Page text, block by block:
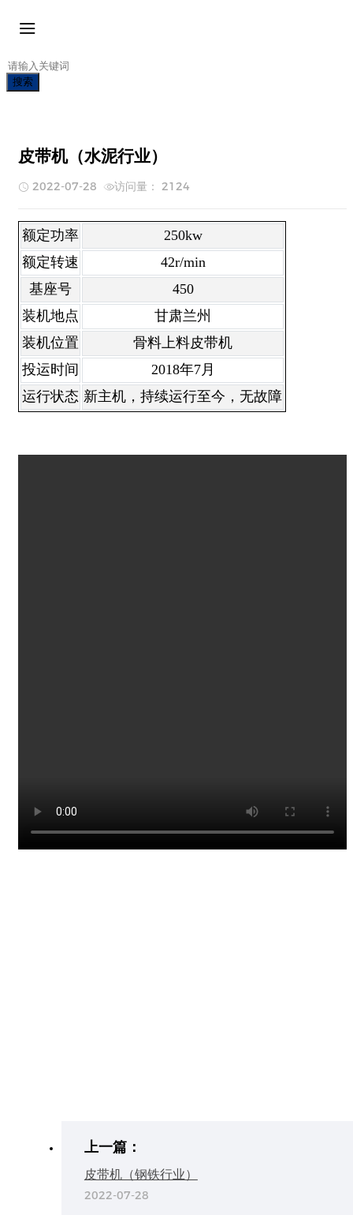
搜索
皮带机（水泥行业）
2022-07-28 访问量： 2124
额定功率
250kw
额定转速
42r/min
基座号
450
装机地点
甘肃兰州
装机位置
骨料上料皮带机
投运时间
2018年7月
运行状态 新主机，持续运行至今，无故障
上一篇：
皮带机（钢铁行业）
2022-07-28